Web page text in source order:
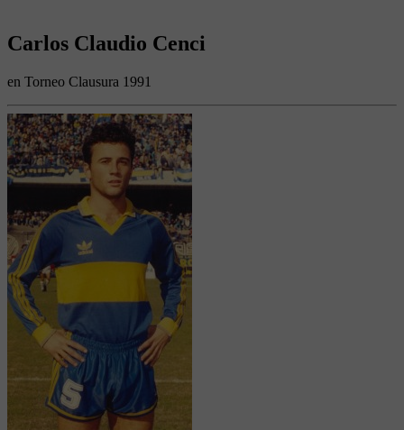
Carlos Claudio Cenci
en Torneo Clausura 1991